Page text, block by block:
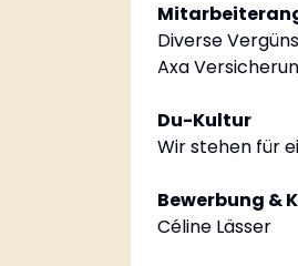
Diverse
Axa
Du-Kultur
Wir stehen für
Bewerbung &
Céline Lässer